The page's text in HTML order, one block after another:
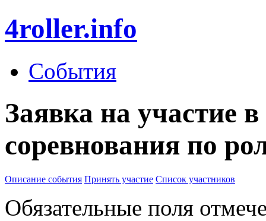
4roller.info
События
Заявка на участие
соревнования по
Описание события Принять участие Список участников
Обязательные поля